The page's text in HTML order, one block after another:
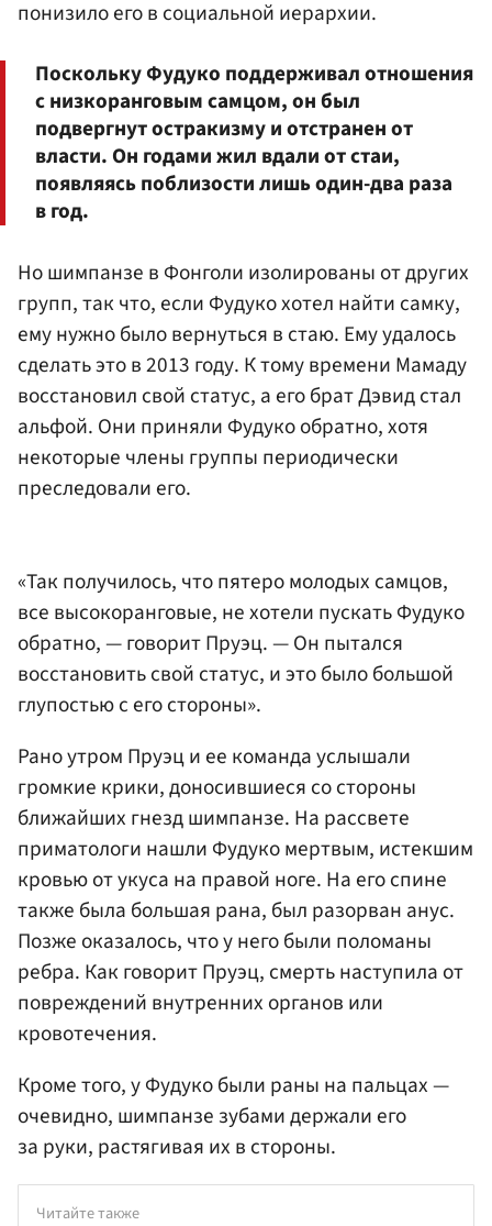
понизило его в социальной иерархии.
Поскольку Фудуко поддерживал отношения
с низкоранговым самцом, он был
подвергнут остракизму и отстранен от
власти. Он годами жил вдали от стаи,
появляясь поблизости лишь один-два раза
в год.
Но шимпанзе в Фонголи изолированы от других
групп, так что, если Фудуко хотел найти самку,
ему нужно было вернуться в стаю. Ему удалось
сделать это в 2013 году. К тому времени Мамаду
восстановил свой статус, а его брат Дэвид стал
альфой. Они приняли Фудуко обратно, хотя
некоторые члены группы периодически
преследовали его.
«Так получилось, что пятеро молодых самцов,
все высокоранговые, не хотели пускать Фудуко
обратно, — говорит Пруэц. — Он пытался
восстановить свой статус, и это было большой
глупостью с его стороны».
Рано утром Пруэц и ее команда услышали
громкие крики, доносившиеся со стороны
ближайших гнезд шимпанзе. На рассвете
приматологи нашли Фудуко мертвым, истекшим
кровью от укуса на правой ноге. На его спине
также была большая рана, был разорван анус.
Позже оказалось, что у него были поломаны
ребра. Как говорит Пруэц, смерть наступила от
повреждений внутренних органов или
кровотечения.
Кроме того, у Фудуко были раны на пальцах —
очевидно, шимпанзе зубами держали его
за руки, растягивая их в стороны.
Читайте также